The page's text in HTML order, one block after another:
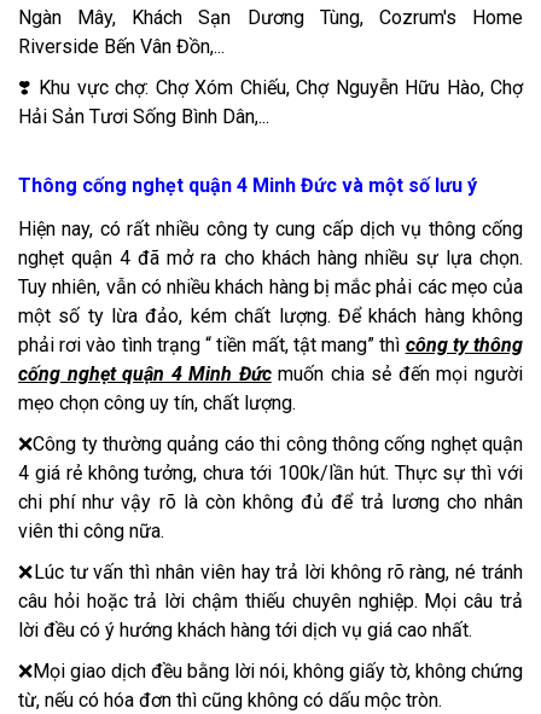
Ngàn Mây, Khách Sạn Dương Tùng, Cozrum's Home
Riverside Bến Vân Đồn,...
❣️ Khu vực chợ: Chợ Xóm Chiếu, Chợ Nguyễn Hữu Hào, Chợ
Hải Sản Tươi Sống Bình Dân,...
Thông cống nghẹt quận 4 Minh Đức và một số lưu ý
Hiện nay, có rất nhiều công ty cung cấp dịch vụ thông cống
nghẹt quận 4 đã mở ra cho khách hàng nhiều sự lựa chọn.
Tuy nhiên, vẫn có nhiều khách hàng bị mắc phải các mẹo của
một số ty lừa đảo, kém chất lượng. Để khách hàng không
phải rơi vào tình trạng “ tiền mất, tật mang” thì công ty thông
cống nghẹt quận 4 Minh Đứcmuốn chia sẻ đến mọi người
mẹo chọn công uy tín, chất lượng.
❌Công ty thường quảng cáo thi công thông cống nghẹt quận
4 giá rẻ không tưởng, chưa tới 100k/lần hút. Thực sự thì với
chi phí như vậy rõ là còn không đủ để trả lương cho nhân
viên thi công nữa.
❌Lúc tư vấn thì nhân viên hay trả lời không rõ ràng, né tránh
câu hỏi hoặc trả lời chậm thiếu chuyên nghiệp. Mọi câu trả
lời đều có ý hướng khách hàng tới dịch vụ giá cao nhất.
❌Mọi giao dịch đều bằng lời nói, không giấy tờ, không chứng
từ, nếu có hóa đơn thì cũng không có dấu mộc tròn.